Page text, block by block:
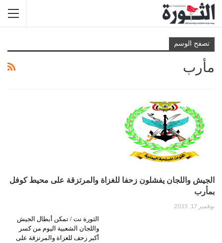
تصفح الوسم
مأرب
الجيش واللجان يفشلون زحفا للغزاة والمرتزقة على محيط كوفل
بمأرب
نوفمبر 17, 2015
الثورة نت / تمكن أبطال الجيش
واللجان الشعبية اليوم من كسر
أكبر زحف للغزاة والمرتزقة على